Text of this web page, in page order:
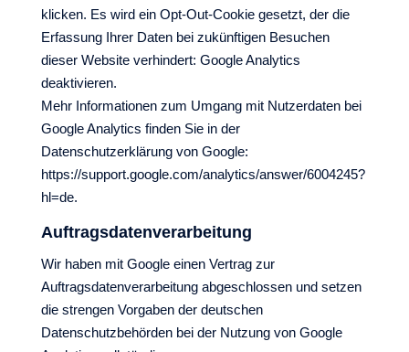
klicken. Es wird ein Opt-Out-Cookie gesetzt, der die
Erfassung Ihrer Daten bei zukünftigen Besuchen
dieser Website verhindert: Google Analytics
deaktivieren.
Mehr Informationen zum Umgang mit Nutzerdaten bei
Google Analytics finden Sie in der
Datenschutzerklärung von Google:
https://support.google.com/analytics/answer/6004245?
hl=de.
Auftragsdatenverarbeitung
Wir haben mit Google einen Vertrag zur
Auftragsdatenverarbeitung abgeschlossen und setzen
die strengen Vorgaben der deutschen
Datenschutzbehörden bei der Nutzung von Google